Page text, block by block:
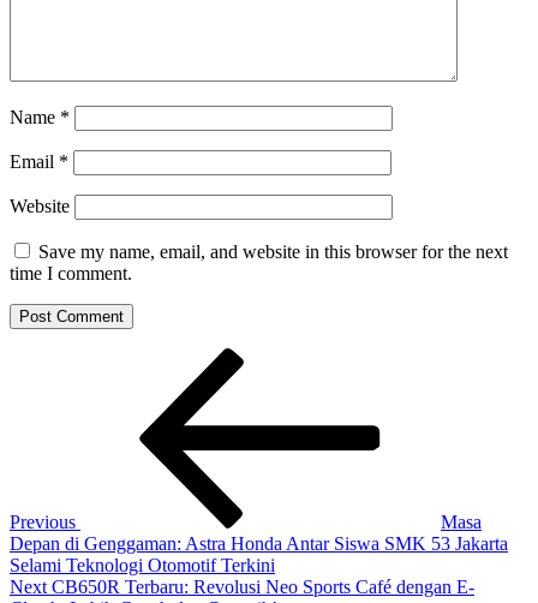
Name *
Email *
Website
Save my name, email, and website in this browser for the next
time I comment.
Previous
Masa
Depan di Genggaman: Astra Honda Antar Siswa SMK 53 Jakarta
Selami Teknologi Otomotif Terkini
Next
Next CB650R Terbaru: Revolusi Neo Sports Café dengan E-